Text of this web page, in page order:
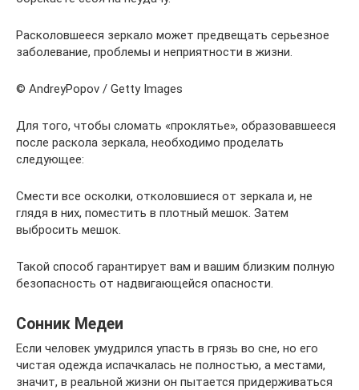
Расколовшееся зеркало может предвещать серьезное
заболевание, проблемы и неприятности в жизни.
© AndreyPopov / Getty Images
Для того, чтобы сломать «проклятье», образовавшееся
после раскола зеркала, необходимо проделать
следующее:
Смести все осколки, отколовшиеся от зеркала и, не
глядя в них, поместить в плотный мешок. Затем
выбросить мешок.
Такой способ гарантирует вам и вашим близким полную
безопасность от надвигающейся опасности.
Сонник Медеи
Если человек умудрился упасть в грязь во сне, но его
чистая одежда испачкалась не полностью, а местами,
значит, в реальной жизни он пытается придерживаться